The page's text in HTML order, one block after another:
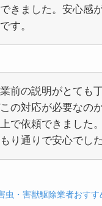
きました。安心感
す。
前の説明がとても
の対応が必要なの
で依頼できました
り通りで安心でした
虫・害獣駆除業者おす